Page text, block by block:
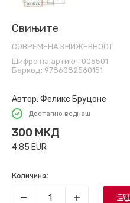
Свињите
СОВРЕМЕНА КНИЖЕВНОСТ
Шифра на артикл: 005501
Баркод: 9786082560151
Автор: Феликс Бруцоне
Достапно веднаш
300 МКД
4,85 EUR
Количина: